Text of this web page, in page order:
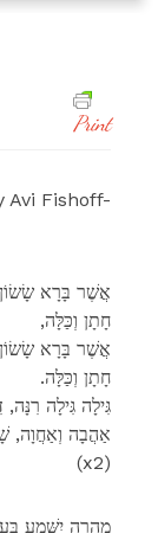
Print
Avi Fishoff-
אֲשֶׁר בָּרָא
,חָתָן וְכַּלָּה
אֲשֶׁר בָּרָא
.חָתָן וְכַּלָּה
גִּילָה גִּילָה רִנָּה,
אַהֲבָה וְאַחֲוָה,
(x2)
מְהֵרָה יִשָּׁמַע